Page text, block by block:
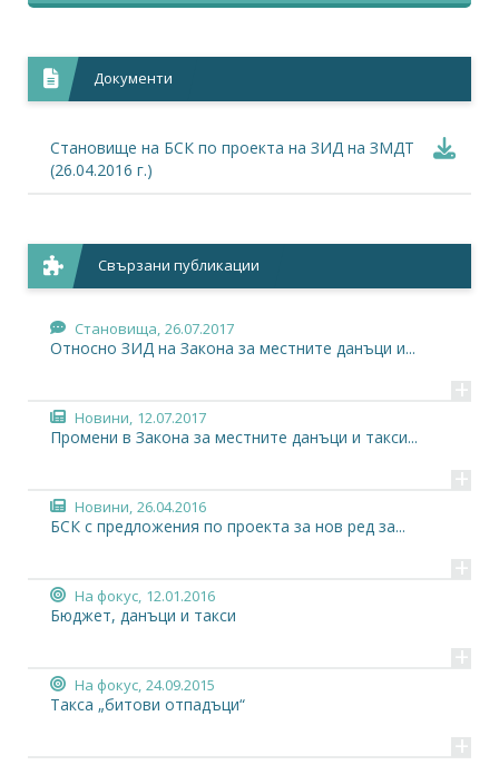
Документи
Становище на БСК по проекта на ЗИД на ЗМДТ
(26.04.2016 г.)
Свързани публикации
Становища, 26.07.2017
Относно ЗИД на Закона за местните данъци и...
+
Новини, 12.07.2017
Промени в Закона за местните данъци и такси...
+
Новини, 26.04.2016
БСК с предложения по проекта за нов ред за...
+
На фокус, 12.01.2016
Бюджет, данъци и такси
+
На фокус, 24.09.2015
Такса „битови отпадъци“
+